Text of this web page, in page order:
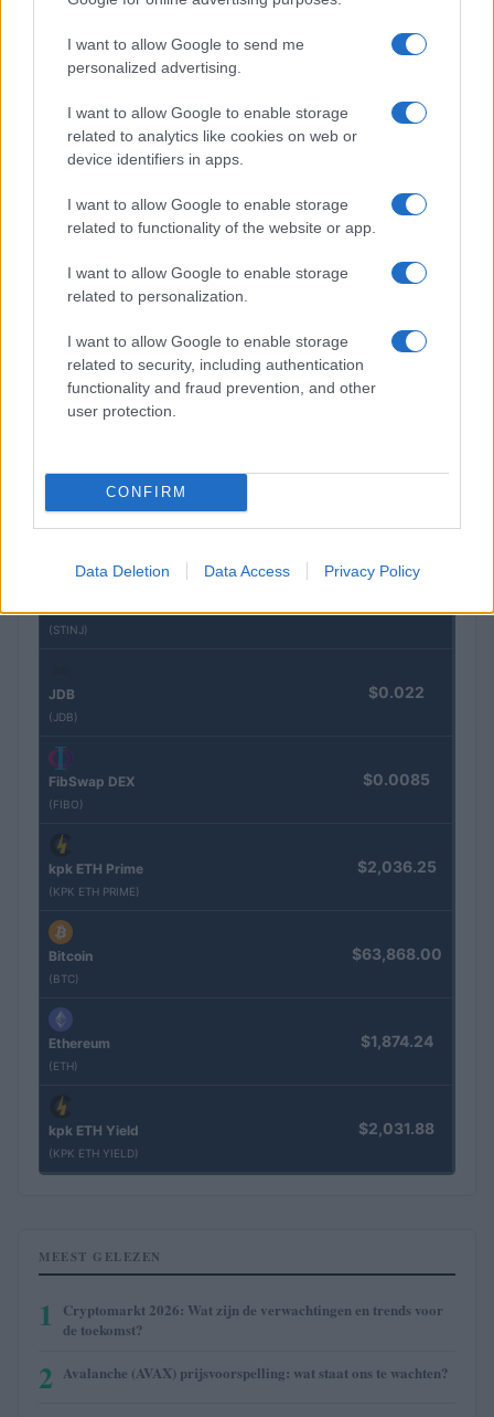
I want to allow Google to send me
personalized advertising.
I want to allow Google to enable storage
related to analytics like cookies on web or
device identifiers in apps.
I want to allow Google to enable storage
related to functionality of the website or app.
I want to allow Google to enable storage
related to personalization.
I want to allow Google to enable storage
related to security, including authentication
functionality and fraud prevention, and other
user protection.
CONFIRM
Data Deletion Data Access Privacy Policy
grondstoffenprijzen
Sanne De Vries · 7 aug 2026
CRYPTOKOERSEN
Naam Prijs
Eureka Bridged PAX Gold (Terra
(PAXG)
$4,205.78
(STINJ)
JDB
(JDB)
$0.022
FibSwap DEX
(FIBO)
$0.0085
kpk ETH Prime
(KPK ETH PRIME)
$2,036.25
Bitcoin
(BTC)
$63,868.00
Ethereum
(ETH)
$1,874.24
kpk ETH Yield
(KPK ETH YIELD)
$2,031.88
MEEST GELEZEN
1
Cryptomarkt 2026: Wat zijn de verwachtingen en trends voor
de toekomst?
2 Avalanche (AVAX) prijsvoorspelling: wat staat ons te wachten?